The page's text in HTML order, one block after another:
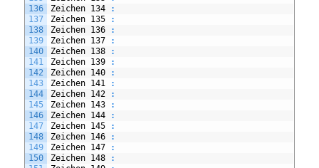
136
137
138
139
140
141
142
143
144
145
146
147
148
149
150
Zeichen 134
:
Zeichen 135
:
Zeichen 136
:
Zeichen 137
:
Zeichen 138
:
Zeichen 139
:
Zeichen 140
:
Zeichen 141
:
Zeichen 142
:
Zeichen 143
:
Zeichen 144
:
Zeichen 145
:
Zeichen 146
:
Zeichen 147
:
Zeichen 148
: